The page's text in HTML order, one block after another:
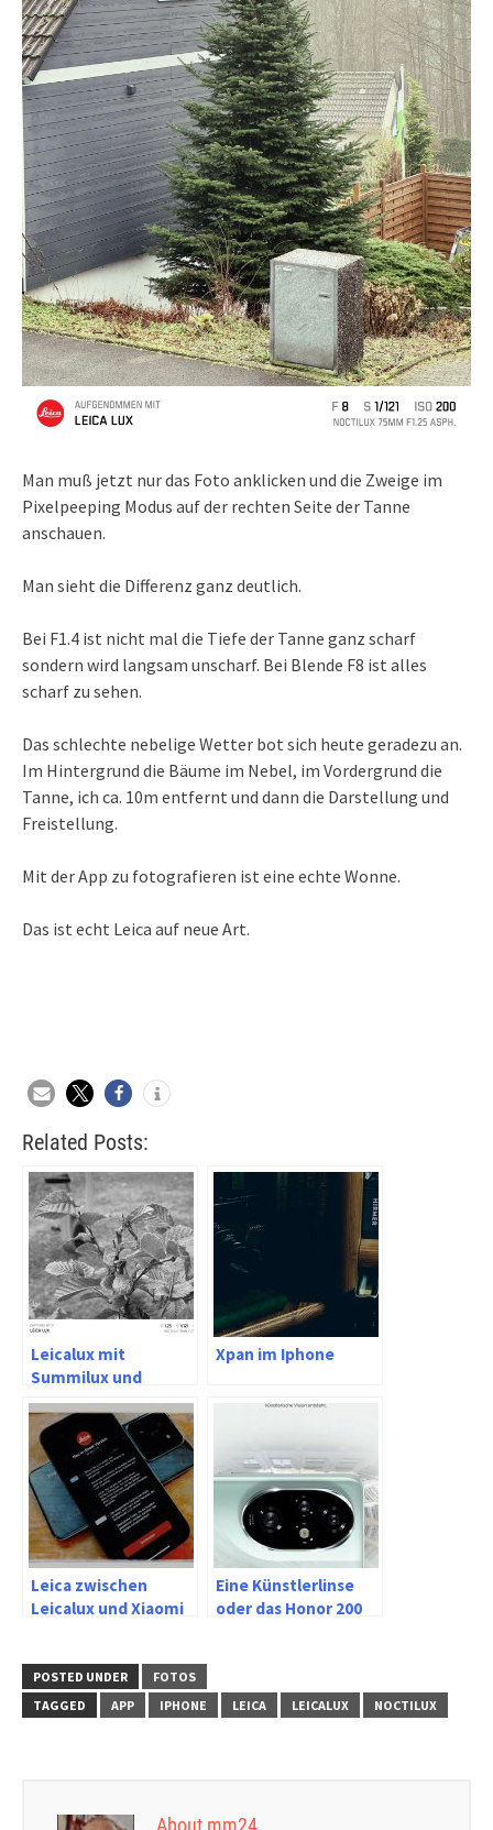
Man muß jetzt nur das Foto anklicken und die Zweige im
Pixelpeeping Modus auf der rechten Seite der Tanne
anschauen.
Man sieht die Differenz ganz deutlich.
Bei F1.4 ist nicht mal die Tiefe der Tanne ganz scharf
sondern wird langsam unscharf. Bei Blende F8 ist alles
scharf zu sehen.
Das schlechte nebelige Wetter bot sich heute geradezu an.
Im Hintergrund die Bäume im Nebel, im Vordergrund die
Tanne, ich ca. 10m entfernt und dann die Darstellung und
Freistellung.
Mit der App zu fotografieren ist eine echte Wonne.
Das ist echt Leica auf neue Art.
Related Posts:
Leicalux mit
Summilux und
Noctilux zwischen
28, 50 und 75mm
Xpan im Iphone
Leica zwischen
Leicalux und Xiaomi
Eine Künstlerlinse
oder das Honor 200
POSTED UNDER
FOTOS
TAGGED
APP IPHONE LEICA LEICALUX NOCTILUX
About mm24